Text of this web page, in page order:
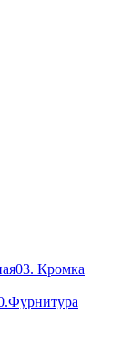
03. Кромка